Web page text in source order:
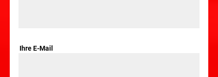
Ihre E-Mail